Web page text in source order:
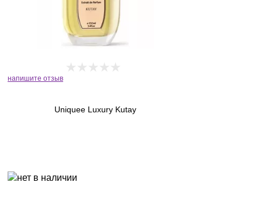
напишите отзыв
Uniquee Luxury Kutay